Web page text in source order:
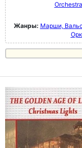
Жанры: Марши,